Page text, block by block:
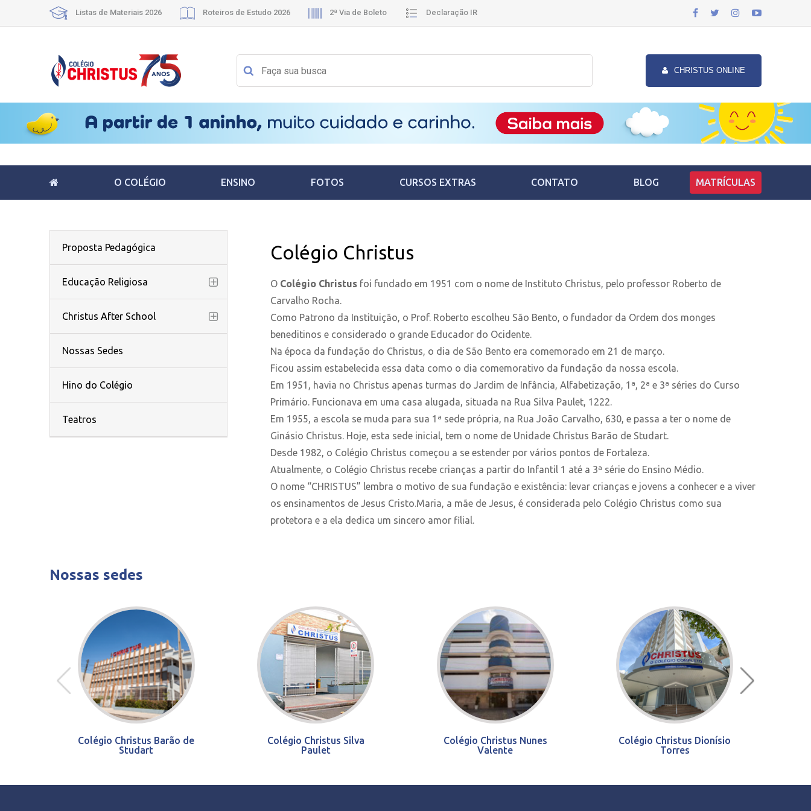
Listas de Materiais 2026 Roteiros de Estudo 2026 2ª Via de Boleto Declaração IR
CHRISTUS ONLINE
O COLÉGIO ENSINO FOTOS CURSOS EXTRAS CONTATO BLOG MATRÍCULAS
Proposta Pedagógica
Educação Religiosa
Christus After School
Nossas Sedes
Hino do Colégio
Teatros
Colégio Christus
O Colégio Christusfoi fundado em 1951 com o nome de Instituto Christus, pelo professor Roberto de
Carvalho Rocha.
Como Patrono da Instituição, o Prof. Roberto escolheu São Bento, o fundador da Ordem dos monges
beneditinos e considerado o grande Educador do Ocidente.
Na época da fundação do Christus, o dia de São Bento era comemorado em 21 de março.
Ficou assim estabelecida essa data como o dia comemorativo da fundação da nossa escola.
Em 1951, havia no Christus apenas turmas do Jardim de Infância, Alfabetização, 1ª, 2ª e 3ª séries do Curso
Primário. Funcionava em uma casa alugada, situada na Rua Silva Paulet, 1222.
Em 1955, a escola se muda para sua 1ª sede própria, na Rua João Carvalho, 630, e passa a ter o nome de
Ginásio Christus. Hoje, esta sede inicial, tem o nome de Unidade Christus Barão de Studart.
Desde 1982, o Colégio Christus começou a se estender por vários pontos de Fortaleza.
Atualmente, o Colégio Christus recebe crianças a partir do Infantil 1 até a 3ª série do Ensino Médio.
O nome “CHRISTUS” lembra o motivo de sua fundação e existência: levar crianças e jovens a conhecer e a viver
os ensinamentos de Jesus Cristo.Maria, a mãe de Jesus, é considerada pelo Colégio Christus como sua
protetora e a ela dedica um sincero amor filial.
Nossas sedes
Colégio Christus Barão de
Studart
Colégio Christus Silva
Paulet
Colégio Christus Nunes
Valente
Colégio Christus Dionísio
Torres